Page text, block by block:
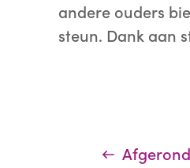
andere ouders
steun. Dank aan